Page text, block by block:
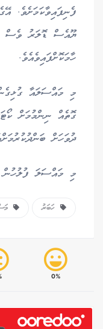
ފެނިފައިވާކަމަށެވެ.
ޔޫއެސް ޑޮލަރު ވެސް
ހާމަކޮށްފައިވެއެވެ.
މި މައްސަލައާ
ދުވަހަށް
މި މައްސަލަ ފުލުހުން
ހަބަރު
0%